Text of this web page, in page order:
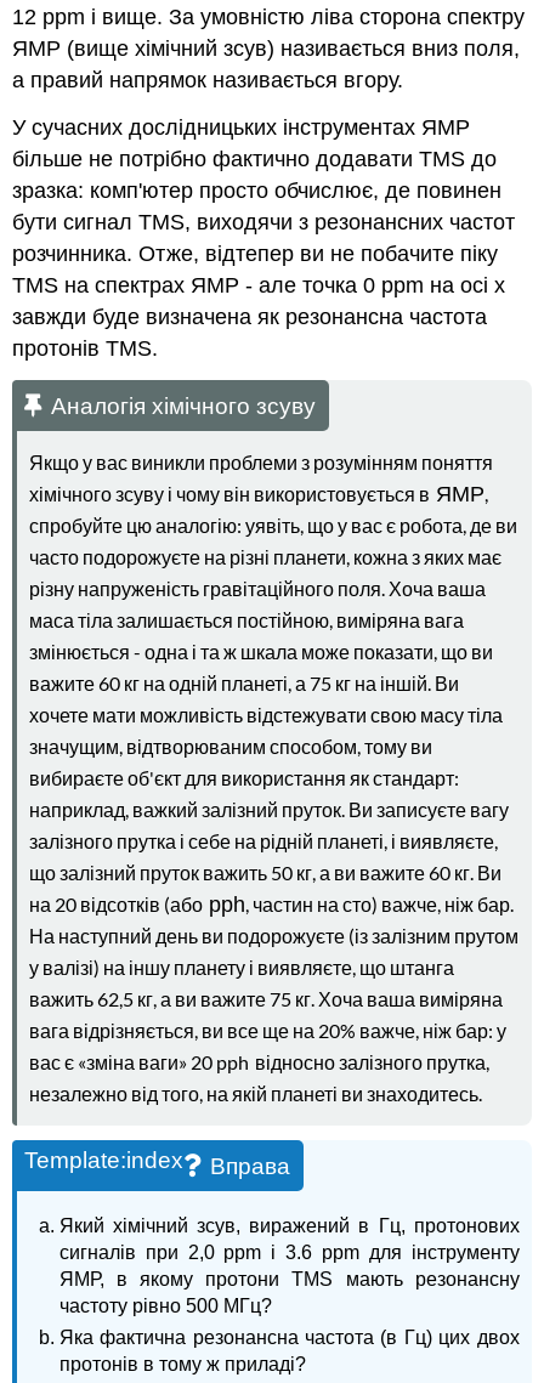
12 ppm і вище. За умовністю ліва сторона спектру
ЯМР (вище хімічний зсув) називається вниз поля,
а правий напрямок називається вгору.
У сучасних дослідницьких інструментах ЯМР
більше не потрібно фактично додавати TMS до
зразка: комп'ютер просто обчислює, де повинен
бути сигнал TMS, виходячи з резонансних частот
розчинника. Отже, відтепер ви не побачите піку
TMS на спектрах ЯМР - але точка 0 ppm на осі x
завжди буде визначена як резонансна частота
протонів TMS.
Аналогія хімічного зсуву
Якщо у вас виникли проблеми з розумінням поняття
хімічного зсуву і чому він використовується в ЯМР
спробуйте цю аналогію: уявіть, що у вас є робота, де ви
часто подорожуєте на різні планети, кожна з яких має
різну напруженість гравітаційного поля. Хоча ваша
маса тіла залишається постійною, виміряна вага
змінюється - одна і та ж шкала може показати, що ви
важите 60 кг на одній планеті, а 75 кг на іншій. Ви
хочете мати можливість відстежувати свою масу тіла
значущим, відтворюваним способом, тому ви
вибираєте об'єкт для використання як стандарт:
наприклад, важкий залізний пруток. Ви записуєте вагу
залізного прутка і себе на рідній планеті, і виявляєте,
що залізний пруток важить 50 кг, а ви важите 60 кг. Ви
на 20 відсотків (або pph , частин на сто) важче, ніж бар.
На наступний день ви подорожуєте (із залізним прутом
у валізі) на іншу планету і виявляєте, що штанга
важить 62,5 кг, а ви важите 75 кг. Хоча ваша виміряна
вага відрізняється, ви все ще на 20% важче, ніж бар: у
вас є «зміна ваги» 20 pph відносно залізного прутка,
незалежно від того, на якій планеті ви знаходитесь.
Вправа
Template:index
Який хімічний зсув, виражений в Гц, протонових
сигналів при 2,0 ppm і 3.6 ppm для інструменту
ЯМР, в якому протони TMS мають резонансну
частоту рівно 500 МГц?
Яка фактична резонансна частота (в Гц) цих двох
протонів в тому ж приладі?